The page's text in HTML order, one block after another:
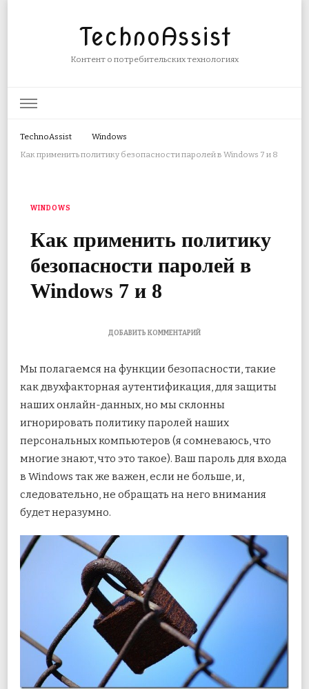
TechnoAssist
Контент о потребительских технологиях
TechnoAssist
Windows
Как применить политику безопасности паролей в Windows 7 и 8
WINDOWS
Как применить политику
безопасности паролей в
Windows 7 и 8
ДОБАВИТЬ КОММЕНТАРИЙК
ПРИМЕНИТЬ
БЕЗОПАСНОСТИ
ПАРОЛЕЙ
WINDOWS
7
8
Мы полагаемся на функции безопасности, такие
как двухфакторная аутентификация, для защиты
наших онлайн-данных, но мы склонны
игнорировать политику паролей наших
персональных компьютеров (я сомневаюсь, что
многие знают, что это такое). Ваш пароль для входа
в Windows так же важен, если не больше, и,
следовательно, не обращать на него внимания
будет неразумно.